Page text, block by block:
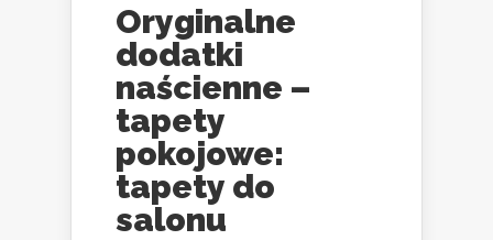
Oryginalne
dodatki
naścienne –
tapety
pokojowe:
tapety do
salonu